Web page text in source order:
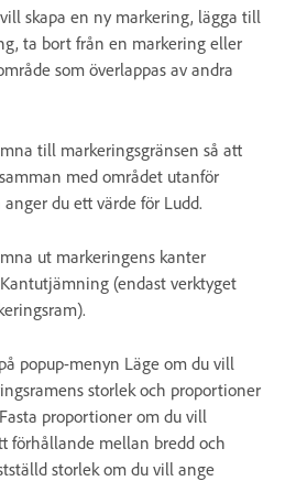
skapa en ny markering, lägga till
ta bort från en markering eller
som överlappas av andra
till markeringsgränsen så att
med området utanför
du ett värde för Ludd.
ut markeringens kanter
(endast verktyget
popup-menyn Läge om du vill
storlek och proportioner
proportioner om du vill
förhållande mellan bredd och
storlek om du vill ange